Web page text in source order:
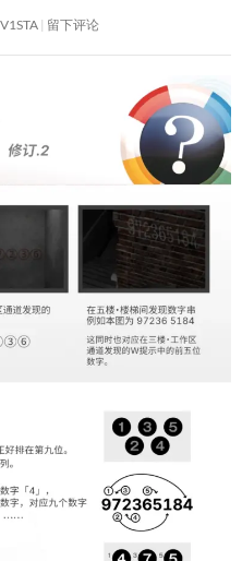
留下评论